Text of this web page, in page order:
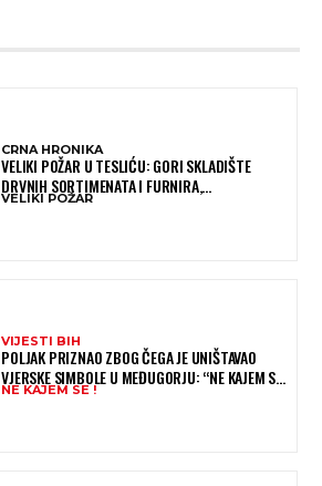
CRNA HRONIKA
VELIKI POŽAR U TESLIĆU: GORI SKLADIŠTE
DRVNIH SORTIMENATA I FURNIRA,
VATROGASCIMA STIŽE POMOĆ IZ VIŠE GRADOVA
VELIKI POŽAR
VIJESTI BIH
POLJAK PRIZNAO ZBOG ČEGA JE UNIŠTAVAO
VJERSKE SIMBOLE U MEĐUGORJU: “NE KAJEM SE I
PONOVIO BIH SVE”
NE KAJEM SE !